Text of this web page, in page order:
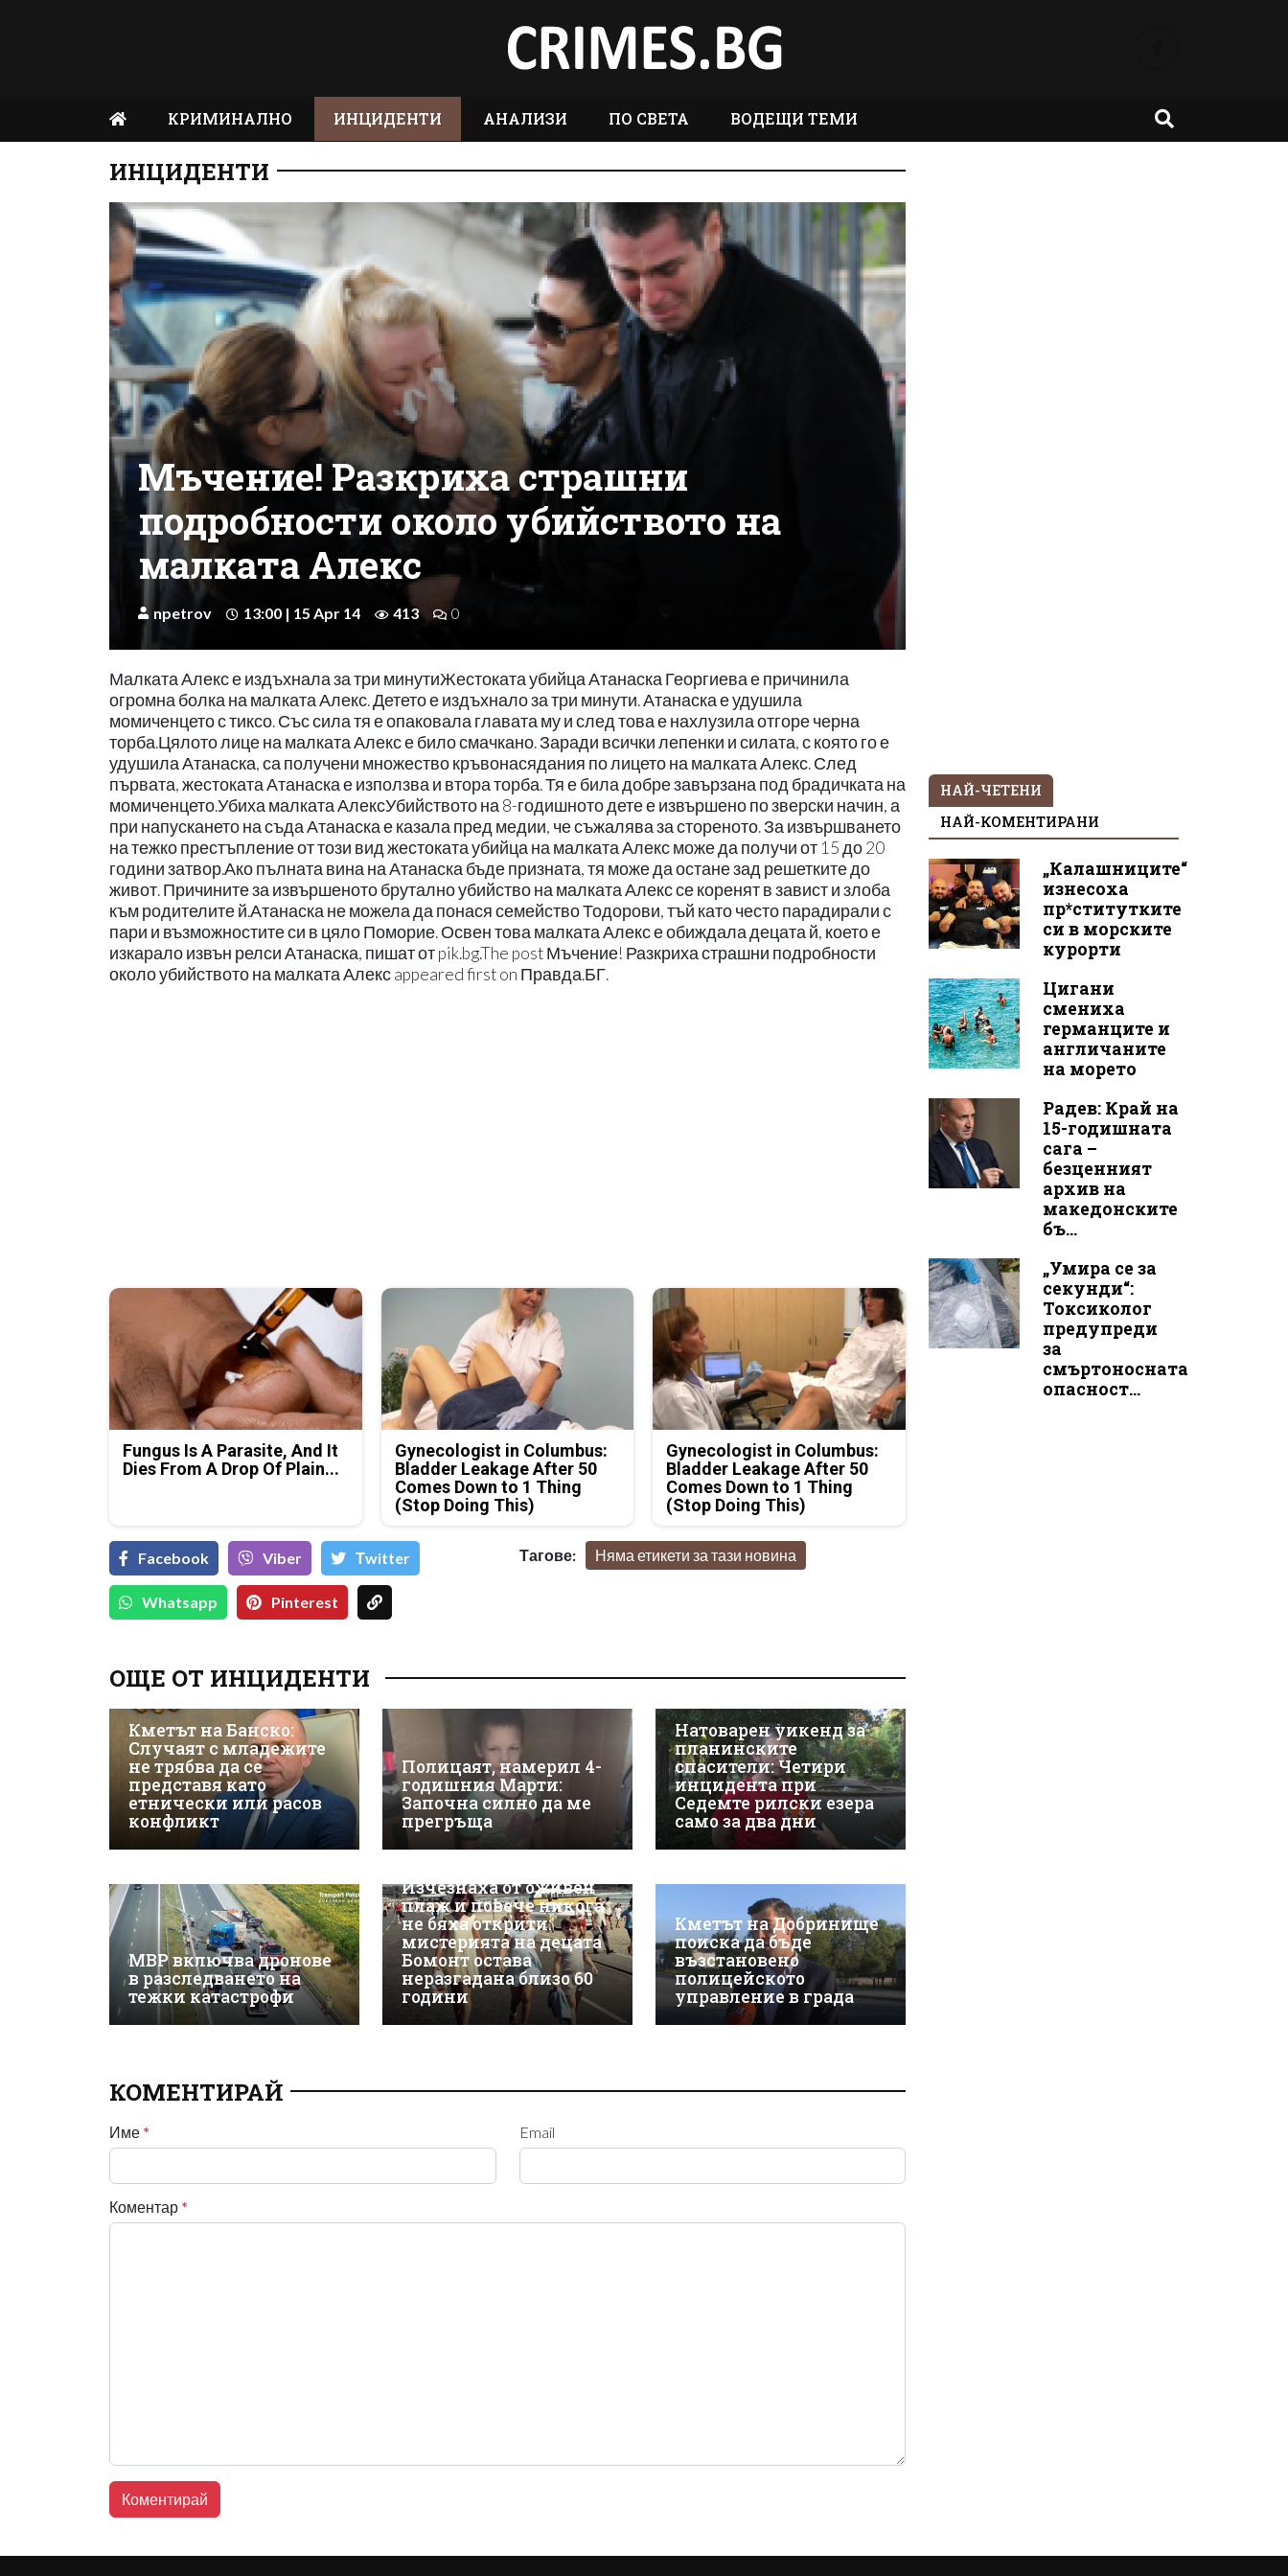
КРИМИНАЛНО ИНЦИДЕНТИ АНАЛИЗИ ПО СВЕТА ВОДЕЩИ ТЕМИ
ИНЦИДЕНТИ
Мъчение! Разкриха страшни
подробности около убийството на
малката Алекс
npetrov 13:00 | 15 Apr 14 413 0
Малката Алекс е издъхнала за три минутиЖестоката убийца Атанаска Георгиева е причинила
огромна болка на малката Алекс. Детето е издъхнало за три минути. Атанаска е удушила
момиченцето с тиксо. Със сила тя е опаковала главата му и след това е нахлузила отгоре черна
торба.Цялото лице на малката Алекс е било смачкано. Заради всички лепенки и силата, с която го е
удушила Атанаска, са получени множество кръвонасядания по лицето на малката Алекс. След
първата, жестоката Атанаска е използва и втора торба. Тя е била добре завързана под брадичката на
момиченцето.Убиха малката АлексУбийството на 8-годишното дете е извършено по зверски начин, а
при напускането на съда Атанаска е казала пред медии, че съжалява за стореното. За извършването
на тежко престъпление от този вид жестоката убийца на малката Алекс може да получи от 15 до 20
години затвор.Ако пълната вина на Атанаска бъде призната, тя може да остане зад решетките до
живот. Причините за извършеното брутално убийство на малката Алекс се коренят в завист и злоба
към родителите й.Атанаска не можела да понася семейство Тодорови, тъй като често парадирали с
пари и възможностите си в цяло Поморие. Освен това малката Алекс е обиждала децата й, което е
изкарало извън релси Атанаска, пишат от pik.bg.The post Мъчение! Разкриха страшни подробности
около убийството на малката Алекс appeared first on Правда.БГ.
Fungus Is A Parasite, And It
Dies From A Drop Of Plain...
Gynecologist in Columbus:
Bladder Leakage After 50
Comes Down to 1 Thing
(Stop Doing This)
Gynecologist in Columbus:
Bladder Leakage After 50
Comes Down to 1 Thing
(Stop Doing This)
Facebook Viber Тwitter
Whatsapp Pinterest
Тагове: Няма етикети за тази новина
ОЩЕ ОТ ИНЦИДЕНТИ
Кметът на Банско:
Случаят с младежите
не трябва да се
представя като
етнически или расов
конфликт
Полицаят, намерил 4-
годишния Марти:
Започна силно да ме
прегръща
Натоварен уикенд за
планинските
спасители: Четири
инцидента при
Седемте рилски езера
само за два дни
МВР включва дронове
в разследването на
тежки катастрофи
Изчезнаха от оживен
плаж и повече никога
не бяха открити:
мистерията на децата
Бомонт остава
неразгадана близо 60
години
Кметът на Добринище
поиска да бъде
възстановено
полицейското
управление в града
КОМЕНТИРАЙ
Име * Email
Коментар *
НАЙ-ЧЕТЕНИ
НАЙ-КОМЕНТИРАНИ
„Калашниците“
изнесоха
пр*ститутките
си в морските
курорти
Цигани
смениха
германците и
англичаните
на морето
Радев: Край на
15-годишната
сага –
безценният
архив на
македонските
бъ...
„Умира се за
секунди“:
Токсиколог
предупреди
за
смъртоносната
опасност...